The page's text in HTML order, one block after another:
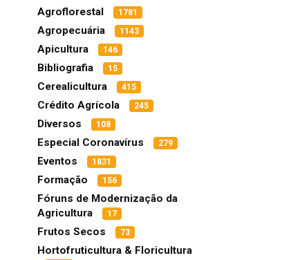
Agroflorestal 1781
Agropecuária 1143
Apicultura 146
Bibliografia 15
Cerealicultura 415
Crédito Agrícola 245
Diversos 108
Especial Coronavírus 279
Eventos 1831
Formação 156
Fóruns de Modernização da
Agricultura
17
Frutos Secos 73
Hortofruticultura & Floricultura